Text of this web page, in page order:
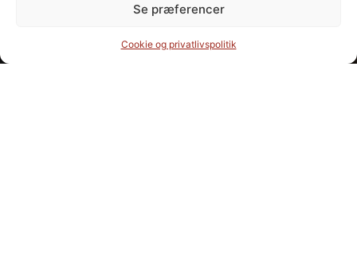
Se præferencer
Cookie og privatlivspolitik